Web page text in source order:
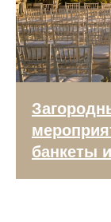
банкеты